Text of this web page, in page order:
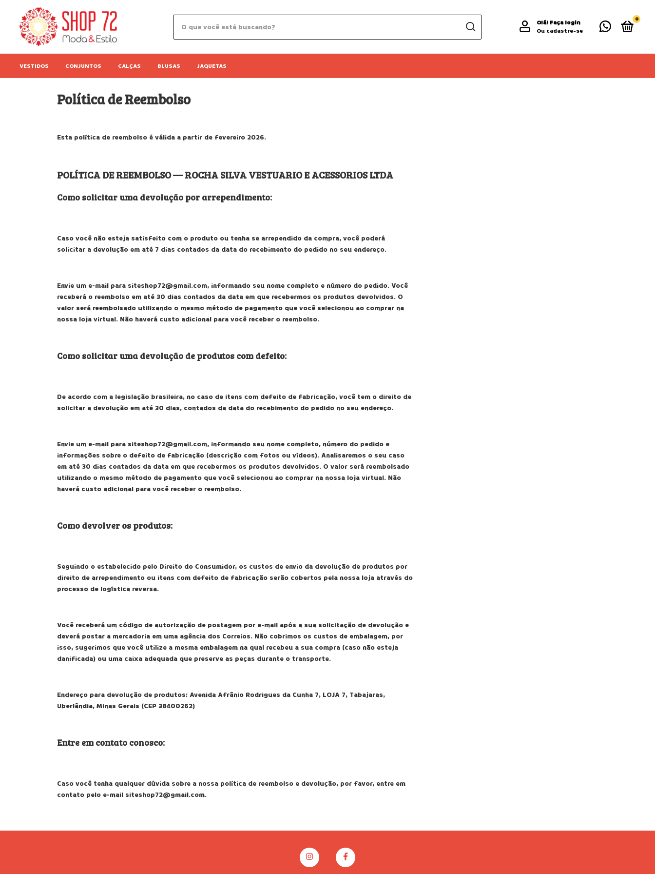
Olá! Faça login
Ou cadastre-se
0
VESTIDOS CONJUNTOS CALÇAS BLUSAS JAQUETAS
Política de Reembolso
Esta política de reembolso é válida a partir de fevereiro 2026.
POLÍTICA DE REEMBOLSO — ROCHA SILVA VESTUARIO E ACESSORIOS LTDA
Como solicitar uma devolução por arrependimento:
Caso você não esteja satisfeito com o produto ou tenha se arrependido da compra, você poderá
solicitar a devolução em até 7 dias contados da data do recebimento do pedido no seu endereço.
Envie um e-mail para siteshop72@gmail.com, informando seu nome completo e número do pedido. Você
receberá o reembolso em até 30 dias contados da data em que recebermos os produtos devolvidos. O
valor será reembolsado utilizando o mesmo método de pagamento que você selecionou ao comprar na
nossa loja virtual. Não haverá custo adicional para você receber o reembolso.
Como solicitar uma devolução de produtos com defeito:
De acordo com a legislação brasileira, no caso de itens com defeito de fabricação, você tem o direito de
solicitar a devolução em até 30 dias, contados da data do recebimento do pedido no seu endereço.
Envie um e-mail para siteshop72@gmail.com, informando seu nome completo, número do pedido e
informações sobre o defeito de fabricação (descrição com fotos ou vídeos). Analisaremos o seu caso
em até 30 dias contados da data em que recebermos os produtos devolvidos. O valor será reembolsado
utilizando o mesmo método de pagamento que você selecionou ao comprar na nossa loja virtual. Não
haverá custo adicional para você receber o reembolso.
Como devolver os produtos:
Seguindo o estabelecido pelo Direito do Consumidor, os custos de envio da devolução de produtos por
direito de arrependimento ou itens com defeito de fabricação serão cobertos pela nossa loja através do
processo de logística reversa.
Você receberá um código de autorização de postagem por e-mail após a sua solicitação de devolução e
deverá postar a mercadoria em uma agência dos Correios. Não cobrimos os custos de embalagem, por
isso, sugerimos que você utilize a mesma embalagem na qual recebeu a sua compra (caso não esteja
danificada) ou uma caixa adequada que preserve as peças durante o transporte.
Endereço para devolução de produtos: Avenida Afrânio Rodrigues da Cunha 7, LOJA 7, Tabajaras,
Uberlândia, Minas Gerais (CEP 38400262)
Entre em contato conosco:
Caso você tenha qualquer dúvida sobre a nossa política de reembolso e devolução, por favor, entre em
contato pelo e-mail siteshop72@gmail.com.